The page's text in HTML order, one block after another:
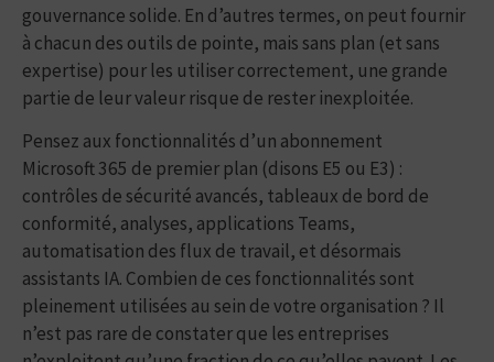
gouvernance solide. En d’autres termes, on peut fournir
à chacun des outils de pointe, mais sans plan (et sans
expertise) pour les utiliser correctement, une grande
partie de leur valeur risque de rester inexploitée.
Pensez aux fonctionnalités d’un abonnement
Microsoft 365 de premier plan (disons E5 ou E3) :
contrôles de sécurité avancés, tableaux de bord de
conformité, analyses, applications Teams,
automatisation des flux de travail, et désormais
assistants IA. Combien de ces fonctionnalités sont
pleinement utilisées au sein de votre organisation ? Il
n’est pas rare de constater que les entreprises